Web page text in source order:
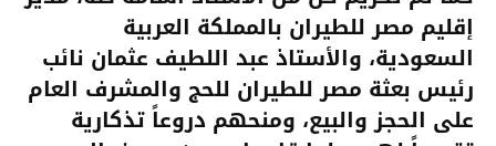
إقليم مصر للطيران بالمملكة العربية
السعودية، والأستاذ عبد اللطيف عثمان نائب
رئيس بعثة مصر للطيران للحج والمشرف العام
على الحجز والبيع، ومنحهم دروعاً تذكارية